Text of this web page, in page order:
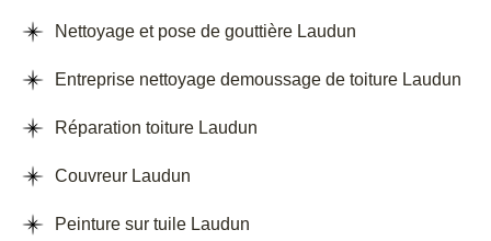
Nettoyage et pose de gouttière Laudun
Entreprise nettoyage demoussage de toiture Laudun
Réparation toiture Laudun
Couvreur Laudun
Peinture sur tuile Laudun